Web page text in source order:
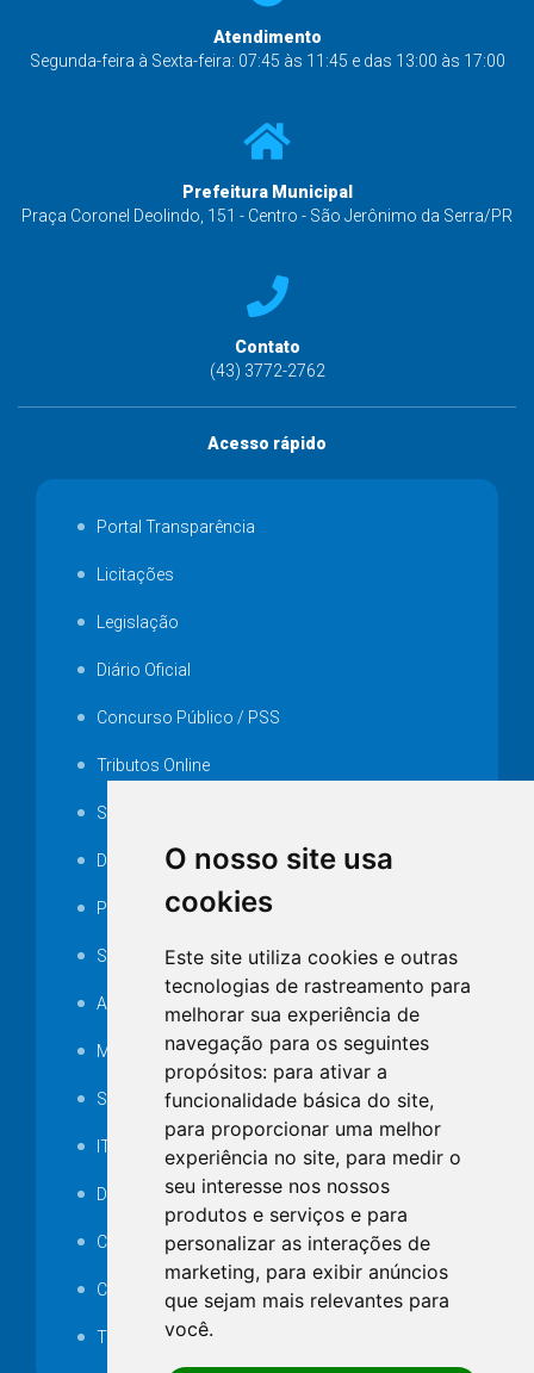
O nosso site usa
cookies
Este site utiliza cookies e outras
tecnologias de rastreamento para
melhorar sua experiência de
navegação para os seguintes
propósitos: para ativar a
funcionalidade básica do site,
para proporcionar uma melhor
experiência no site, para medir o
seu interesse nos nossos
produtos e serviços e para
personalizar as interações de
marketing, para exibir anúncios
que sejam mais relevantes para
você.
Atendimento
Segunda-feira à Sexta-feira: 07:45 às 11:45 e das 13:00 às 17:00
Prefeitura Municipal
Praça Coronel Deolindo, 151 - Centro - São Jerônimo da Serra/PR
Contato
(43) 3772-2762
Acesso rápido
Portal Transparência
Licitações
Legislação
Diário Oficial
Concurso Público / PSS
Tributos Online
Serviços ISS-E
Decretos
Portarias
SAMAE
Audiência pública
MANUTENÇÃO DE ILUMINAÇÃO PÚBLICA
Serviços Técnicos TI
ITR
Desapropriações
Catalogo Eletrônico de Padronização
Consórcios Municipais
Telefones Úteis